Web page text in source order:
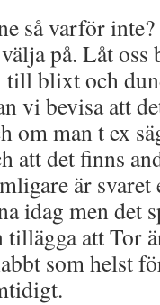
så varför
på. Låt oss
till blixt och
vi bevisa att
om man t ex
att det finns
är
idag men det
tillägga att Tor
som helst